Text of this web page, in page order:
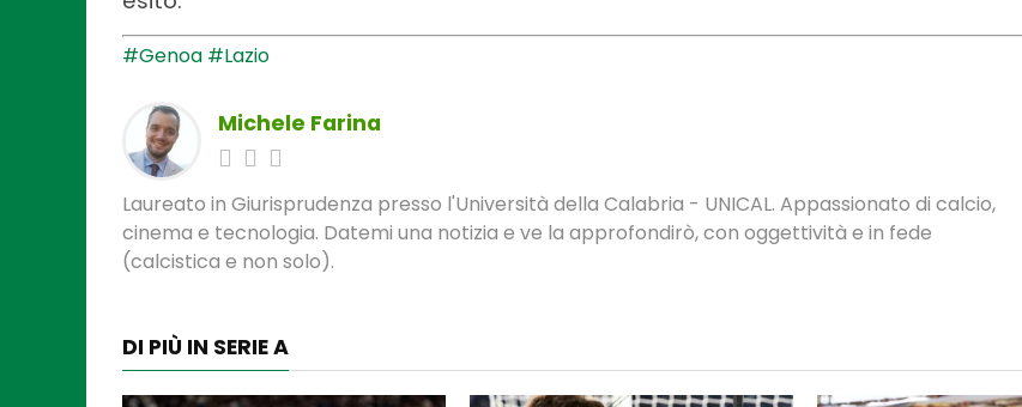
#Genoa #Lazio
Michele Farina
Laureato in Giurisprudenza presso l'Università della Calabria - UNICAL. Appassionato di calcio,
cinema e tecnologia. Datemi una notizia e ve la approfondirò, con oggettività e in fede
(calcistica e non solo).
DI PIÙ IN SERIE A